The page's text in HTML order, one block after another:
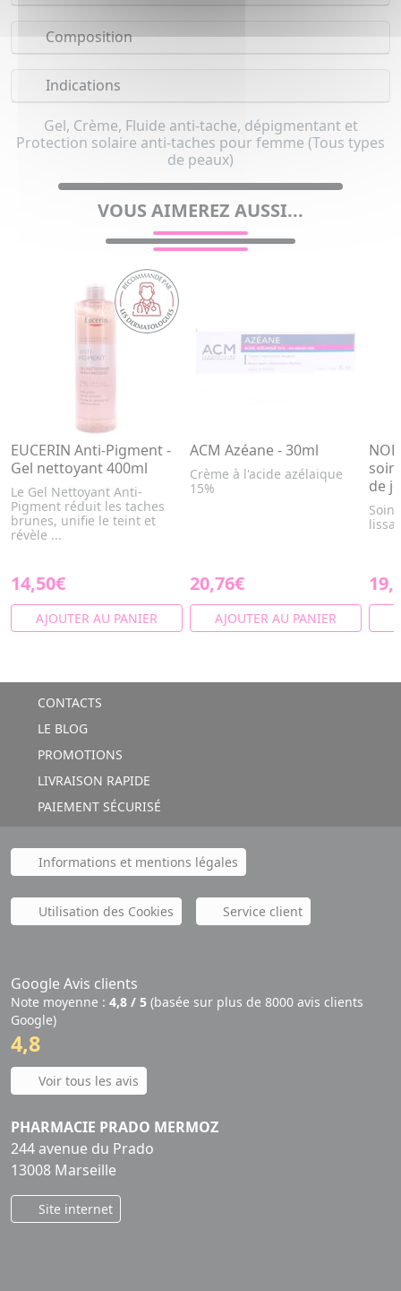
Composition
Indications
Gel, Crème, Fluide anti-tache, dépigmentant et
Protection solaire anti-taches pour femme (Tous types
de peaux)
VOUS AIMEREZ AUSSI...
EUCERIN Anti-Pigment -
Gel nettoyant 400ml
Le Gel Nettoyant Anti-
Pigment réduit les taches
brunes, unifie le teint et
révèle ...
14,50€
AJOUTER AU PANIER
ACM Azéane - 30ml
Crème à l'acide azélaique
15%
20,76€
AJOUTER AU PANIER
de
Soin
CONTACTS
LE BLOG
PROMOTIONS
LIVRAISON RAPIDE
PAIEMENT SÉCURISÉ
Informations et mentions légales
Utilisation des Cookies Service client
Google Avis clients
Note moyenne : 4,8 / 5 (basée sur plus de 8000 avis clients
Google)
4,8
Voir tous les avis
PHARMACIE PRADO MERMOZ
244 avenue du Prado
13008 Marseille
Site internet